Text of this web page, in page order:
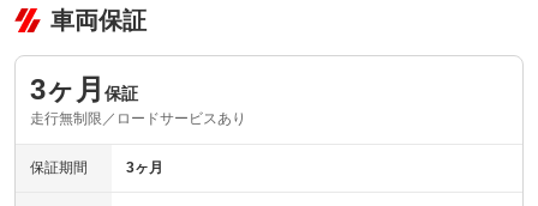
車両保証
3ヶ月 保証
走行無制限／ロードサービスあり
保証期間 3ヶ月